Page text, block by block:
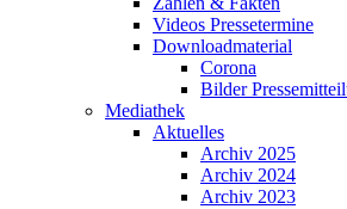
Videos Pressetermine
Downloadmaterial
Corona
Bilder
Mediathek
Aktuelles
Archiv 2025
Archiv 2024
Archiv 2023